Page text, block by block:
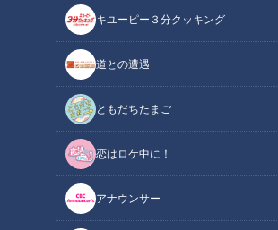
キユーピー３分クッキング
道との遭遇
ともだちたまご
恋はロケ中に！
アナウンサー
CBCテレビ『チャント！』マヂ学校に向かいます
この記事の画像（全7枚）